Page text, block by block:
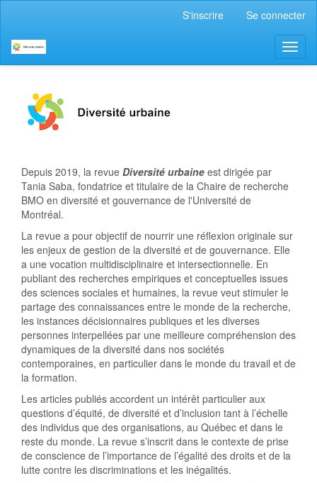
principal
Barre
S'inscrire Se connecter
Depuis 2019, la revue Diversité urbaine est dirigée par
Tania Saba, fondatrice et titulaire de la Chaire de recherche
BMO en diversité et gouvernance de l'Université de
Montréal.
La revue a pour objectif de nourrir une réflexion originale sur
les enjeux de gestion de la diversité et de gouvernance. Elle
a une vocation multidisciplinaire et intersectionnelle. En
publiant des recherches empiriques et conceptuelles issues
des sciences sociales et humaines, la revue veut stimuler le
partage des connaissances entre le monde de la recherche,
les instances décisionnaires publiques et les diverses
personnes interpellées par une meilleure compréhension des
dynamiques de la diversité dans nos sociétés
contemporaines, en particulier dans le monde du travail et de
la formation.
Les articles publiés accordent un intérêt particulier aux
questions d’équité, de diversité et d’inclusion tant à l’échelle
des individus que des organisations, au Québec et dans le
reste du monde. La revue s’inscrit dans le contexte de prise
de conscience de l’importance de l’égalité des droits et de la
lutte contre les discriminations et les inégalités.